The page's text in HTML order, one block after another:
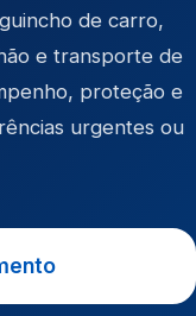
guincho de carro,
e transporte de
proteção e
urgentes ou